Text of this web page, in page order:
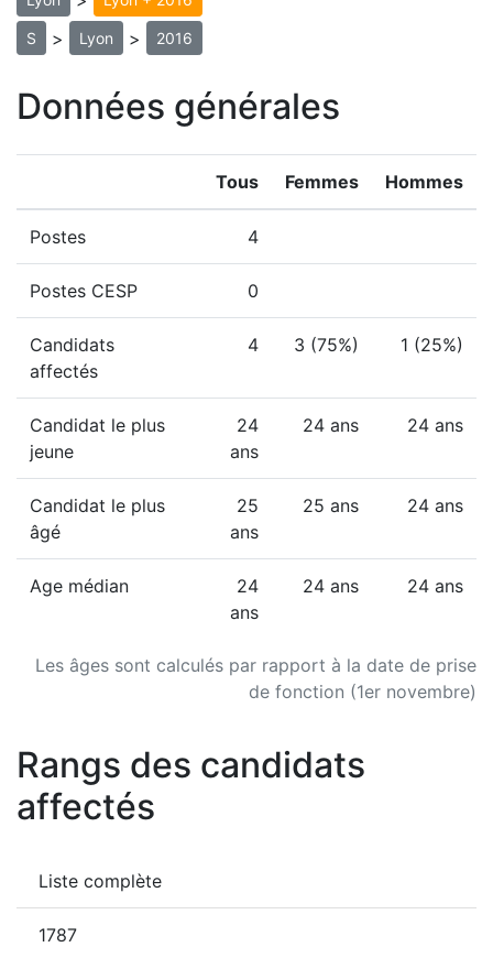
S > Lyon > 2016
Données générales
Les âges sont calculés par rapport à la date de prise
de fonction (1er novembre)
Tous Femmes Hommes
Postes 4
Postes CESP 0
Candidats
affectés
4 3 (75%) 1 (25%)
Candidat le plus
jeune
24
ans
24 ans 24 ans
Candidat le plus
âgé
25
ans
25 ans 24 ans
Age médian
24
ans
24 ans 24 ans
Rangs des candidats
affectés
Liste complète
1787